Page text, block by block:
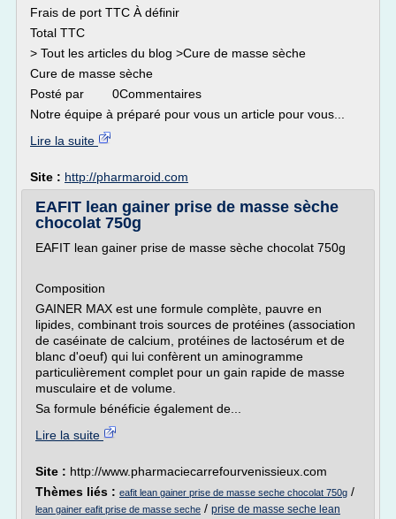
Frais de port TTC À définir
Total TTC
> Tout les articles du blog >Cure de masse sèche
Cure de masse sèche
Posté par 0Commentaires
Notre équipe à préparé pour vous un article pour vous...
Lire la suite
Site : http://pharmaroid.com
EAFIT lean gainer prise de masse sèche
chocolat 750g
EAFIT lean gainer prise de masse sèche chocolat 750g
Composition
GAINER MAX est une formule complète, pauvre en
lipides, combinant trois sources de protéines (association
de caséinate de calcium, protéines de lactosérum et de
blanc d'oeuf) qui lui confèrent un aminogramme
particulièrement complet pour un gain rapide de masse
musculaire et de volume.
Sa formule bénéficie également de...
Lire la suite
Site : http://www.pharmaciecarrefourvenissieux.com
Thèmes liés : eafit lean gainer prise de masse seche chocolat 750g /
lean gainer eafit prise de masse seche / prise de masse seche lean